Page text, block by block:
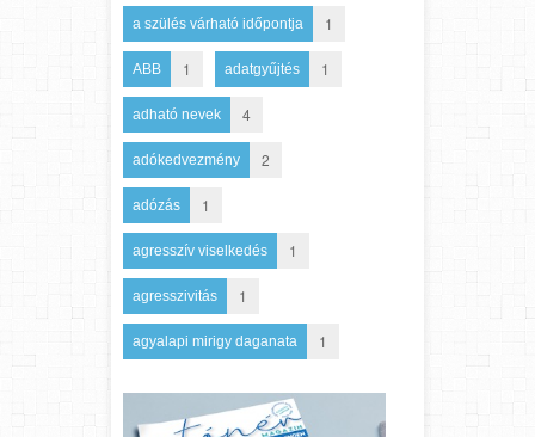
a szülés várható időpontja 1
ABB 1 adatgyűjtés 1
adható nevek 4
adókedvezmény 2
adózás 1
agresszív viselkedés 1
agresszivitás 1
agyalapi mirigy daganata 1